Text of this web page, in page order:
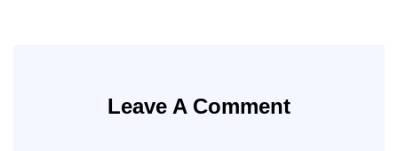
Leave A Comment